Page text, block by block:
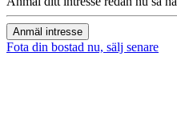
Anmäl intresse
Fota din bostad nu, sälj senare